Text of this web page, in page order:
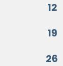
12
19
26